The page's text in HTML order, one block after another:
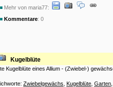
Mehr von maria77:
Kommentare: 0
Kugelblüte
Kugelblüte eines Allium - (Zwiebel-)
Zwiebelgewächs Kugelblüte Garten